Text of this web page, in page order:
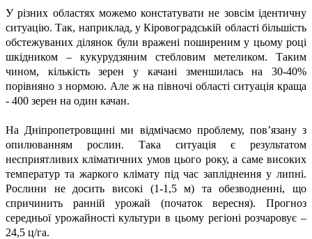
У різних областях можемо констатувати не зовсім ідентичну
ситуацію. Так, наприклад, у Кіровоградській області більшість
обстежуваних ділянок були вражені поширеним у цьому році
шкідником – кукурудзяним стебловим метеликом. Таким
чином, кількість зерен у качані зменшилась на 30-40%
порівняно з нормою. Але ж на півночі області ситуація краща
- 400 зерен на один качан.
На Дніпропетровщині ми відмічаємо проблему, пов’язану з
опилюванням рослин. Така ситуація є результатом
несприятливих кліматичних умов цього року, а саме високих
температур та жаркого клімату під час запліднення у липні.
Рослини не досить високі (1-1,5 м) та обезводненні, що
спричинить ранній урожай (початок вересня). Прогноз
середньої урожайності культури в цьому регіоні розчаровує –
24,5 ц/га.